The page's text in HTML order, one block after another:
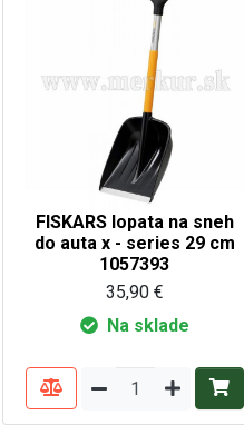
FISKARS lopata na sneh
do auta x - series 29 cm
1057393
35,90 €
Na sklade